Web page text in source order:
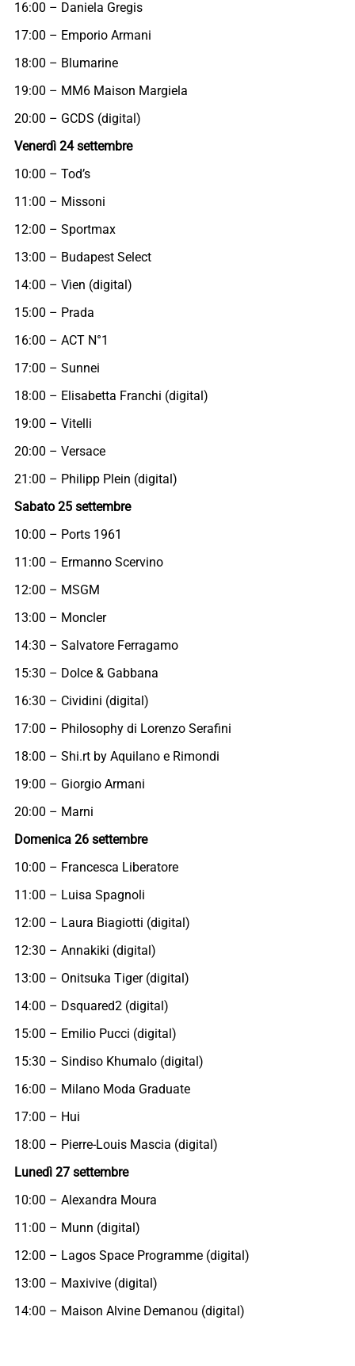
16:00 – Daniela Gregis
17:00 – Emporio Armani
18:00 – Blumarine
19:00 – MM6 Maison Margiela
20:00 – GCDS (digital)
Venerdì 24 settembre
10:00 – Tod’s
11:00 – Missoni
12:00 – Sportmax
13:00 – Budapest Select
14:00 – Vìen (digital)
15:00 – Prada
16:00 – ACT N°1
17:00 – Sunnei
18:00 – Elisabetta Franchi (digital)
19:00 – Vitelli
20:00 – Versace
21:00 – Philipp Plein (digital)
Sabato 25 settembre
10:00 – Ports 1961
11:00 – Ermanno Scervino
12:00 – MSGM
13:00 – Moncler
14:30 – Salvatore Ferragamo
15:30 – Dolce & Gabbana
16:30 – Cividini (digital)
17:00 – Philosophy di Lorenzo Serafini
18:00 – Shi.rt by Aquilano e Rimondi
19:00 – Giorgio Armani
20:00 – Marni
Domenica 26 settembre
10:00 – Francesca Liberatore
11:00 – Luisa Spagnoli
12:00 – Laura Biagiotti (digital)
12:30 – Annakiki (digital)
13:00 – Onitsuka Tiger (digital)
14:00 – Dsquared2 (digital)
15:00 – Emilio Pucci (digital)
15:30 – Sindiso Khumalo (digital)
16:00 – Milano Moda Graduate
17:00 – Hui
18:00 – Pierre-Louis Mascia (digital)
Lunedì 27 settembre
10:00 – Alexandra Moura
11:00 – Munn (digital)
12:00 – Lagos Space Programme (digital)
13:00 – Maxivive (digital)
14:00 – Maison Alvine Demanou (digital)